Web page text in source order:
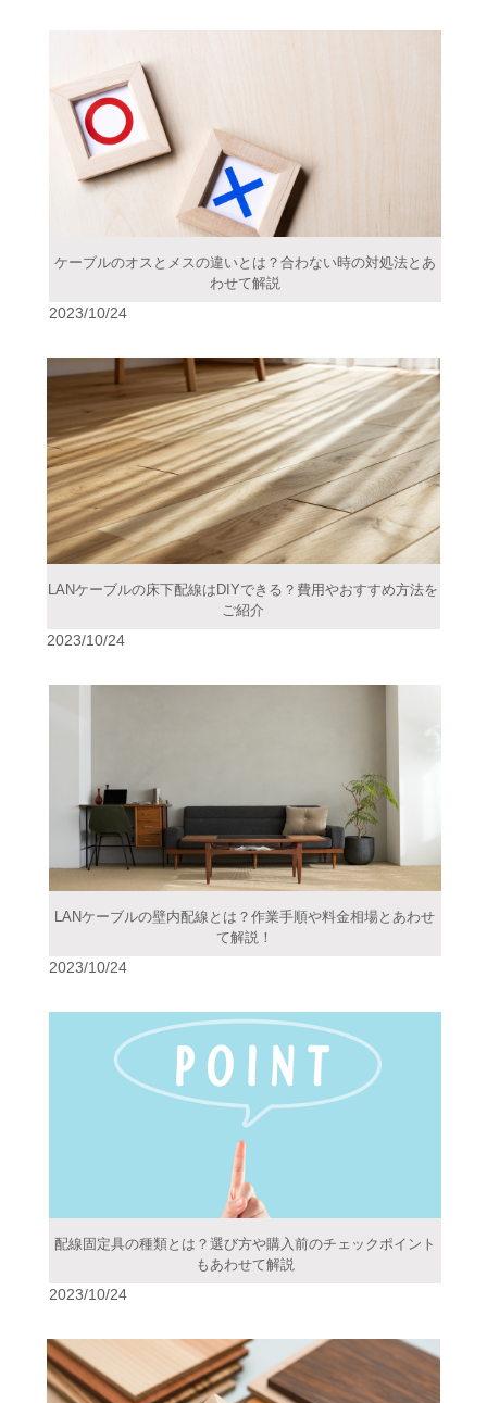
ケーブルのオスとメスの違いとは？合わない時の対処法とあ
わせて解説
2023/10/24
LANケーブルの床下配線はDIYできる？費用やおすすめ方法を
ご紹介
2023/10/24
LANケーブルの壁内配線とは？作業手順や料金相場とあわせ
て解説！
2023/10/24
配線固定具の種類とは？選び方や購入前のチェックポイント
もあわせて解説
2023/10/24